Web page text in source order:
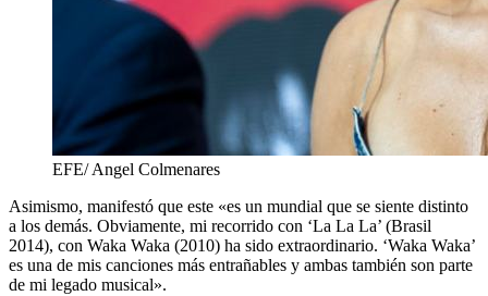
EFE/ Angel Colmenares
Asimismo, manifestó que este «es un mundial que se siente distinto
a los demás. Obviamente, mi recorrido con ‘La La La’ (Brasil
2014), con Waka Waka (2010) ha sido extraordinario. ‘Waka Waka’
es una de mis canciones más entrañables y ambas también son parte
de mi legado musical».